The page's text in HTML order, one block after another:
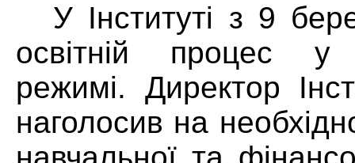
У Інституті з 9
освітній процес у
режимі. Директор
наголосив на